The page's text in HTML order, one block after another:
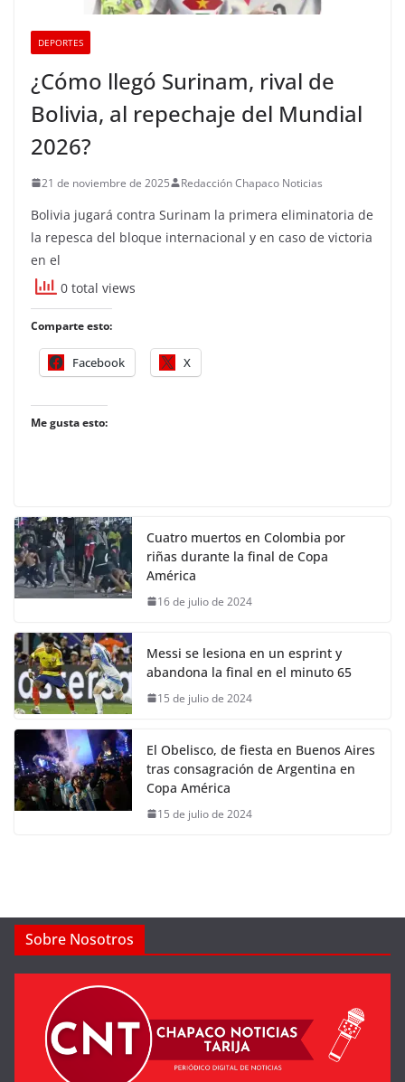
DEPORTES
¿Cómo llegó Surinam, rival de
Bolivia, al repechaje del Mundial
2026?
21 de noviembre de 2025 Redacción Chapaco Noticias
Bolivia jugará contra Surinam la primera eliminatoria de
la repesca del bloque internacional y en caso de victoria
en el
0 total views
Comparte esto:
Facebook X
Me gusta esto:
Cuatro muertos en Colombia por
riñas durante la final de Copa
América
16 de julio de 2024
Messi se lesiona en un esprint y
abandona la final en el minuto 65
15 de julio de 2024
El Obelisco, de fiesta en Buenos Aires
tras consagración de Argentina en
Copa América
15 de julio de 2024
Sobre Nosotros